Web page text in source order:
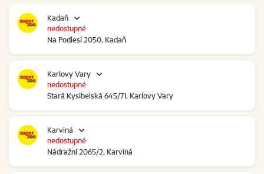
Kadaň
Na Podlesí 2050, Kadaň
nedostupné
Karlovy Vary
Stará Kysibelská 645/71, Karlovy Vary
nedostupné
Karviná
Nádražní 2065/2, Karviná
nedostupné